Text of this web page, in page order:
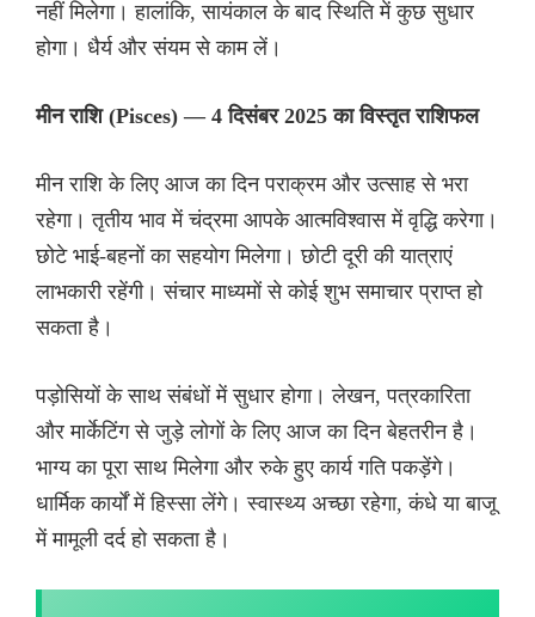
नहीं मिलेगा। हालांकि, सायंकाल के बाद स्थिति में कुछ सुधार
होगा। धैर्य और संयम से काम लें।
मीन राशि (Pisces) — 4 दिसंबर 2025 का विस्तृत राशिफल
मीन राशि के लिए आज का दिन पराक्रम और उत्साह से भरा
रहेगा। तृतीय भाव में चंद्रमा आपके आत्मविश्वास में वृद्धि करेगा।
छोटे भाई-बहनों का सहयोग मिलेगा। छोटी दूरी की यात्राएं
लाभकारी रहेंगी। संचार माध्यमों से कोई शुभ समाचार प्राप्त हो
सकता है।
पड़ोसियों के साथ संबंधों में सुधार होगा। लेखन, पत्रकारिता
और मार्केटिंग से जुड़े लोगों के लिए आज का दिन बेहतरीन है।
भाग्य का पूरा साथ मिलेगा और रुके हुए कार्य गति पकड़ेंगे।
धार्मिक कार्यों में हिस्सा लेंगे। स्वास्थ्य अच्छा रहेगा, कंधे या बाजू
में मामूली दर्द हो सकता है।